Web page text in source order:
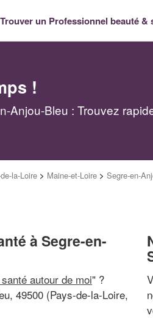
Trouver un Professionnel beauté &
!
Anjou-Bleu : Trouvez
la-Loire > Maine-et-Loire > Segre-en-
à Segre-en-
autour de moi" ?
49500 (Pays-de-la-Loire,